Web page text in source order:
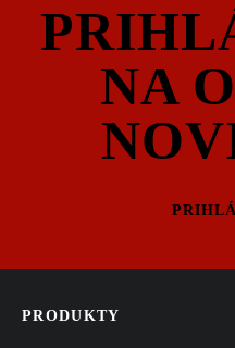
NA
PRODUKTY